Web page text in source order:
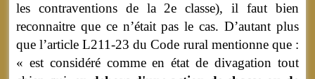
les contraventions de la 2e classe), il faut bien
reconnaitre que ce n’était pas le cas. D’autant plus
que l’article L211-23 du Code rural mentionne que :
« est considéré comme en état de divagation tout